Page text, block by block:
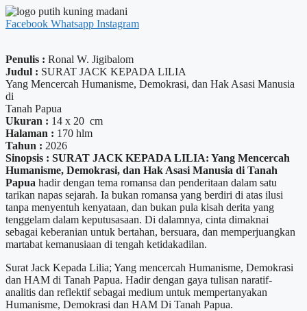
Facebook Whatsapp Instagram
Penulis : Ronal W. Jigibalom
Judul : SURAT JACK KEPADA LILIA
Yang Mencercah Humanisme, Demokrasi, dan Hak Asasi Manusia
di
Tanah Papua
Ukuran : 14 x 20 cm
Halaman : 170 hlm
Tahun : 2026
Sinopsis : SURAT JACK KEPADA LILIA: Yang Mencercah
Humanisme, Demokrasi, dan Hak Asasi Manusia di Tanah
Papua hadir dengan tema romansa dan penderitaan dalam satu
tarikan napas sejarah. Ia bukan romansa yang berdiri di atas ilusi
tanpa menyentuh kenyataan, dan bukan pula kisah derita yang
tenggelam dalam keputusasaan. Di dalamnya, cinta dimaknai
sebagai keberanian untuk bertahan, bersuara, dan memperjuangkan
martabat kemanusiaan di tengah ketidakadilan.
Surat Jack Kepada Lilia; Yang mencercah Humanisme, Demokrasi
dan HAM di Tanah Papua. Hadir dengan gaya tulisan naratif-
analitis dan reflektif sebagai medium untuk mempertanyakan
Humanisme, Demokrasi dan HAM Di Tanah Papua.